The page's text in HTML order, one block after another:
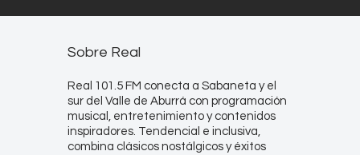
Sobre Real
Real 101.5 FM conecta a Sabaneta y el
sur del Valle de Aburrá con programación
musical, entretenimiento y contenidos
inspiradores. Tendencial e inclusiva,
combina clásicos nostálgicos y éxitos